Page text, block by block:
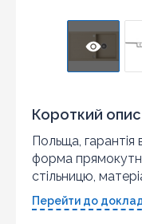
Короткий опис
Польща, гарантія
форма
стільницю,
Перейти до